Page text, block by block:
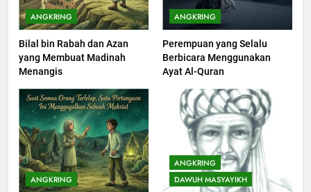
ANGKRING
Bilal bin Rabah dan Azan
yang Membuat Madinah
Menangis
ANGKRING
Perempuan yang Selalu
Berbicara Menggunakan
Ayat Al-Quran
ANGKRING
ANGKRING
DAWUH MASYAYIKH
KHUTBAH
202
Khutbah Jumat : Supaya Amal
Bisa Diterima
KHUTBAH
203
Khutbah Jumat: Bulan
Muharram Bulan Bersejarah